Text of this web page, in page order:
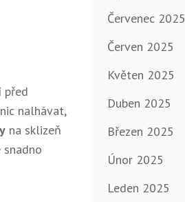
před
nalhávat,
na sklizeň
Červenec 2025
Červen 2025
Květen 2025
Duben 2025
Březen 2025
Únor 2025
Leden 2025